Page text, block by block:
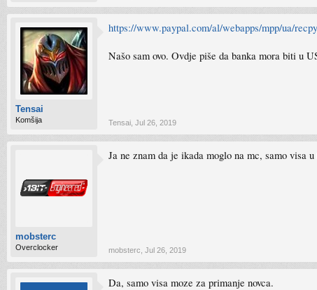
Tensai
Komšija
https://www.paypal.com/al/webapps/mpp/ua/
Našo sam ovo. Ovdje piše da banka mora biti u
Tensai Jul 26, 2019
mobsterc
Overclocker
Ja ne znam da je ikada moglo na mc, samo visa
mobsterc Jul 26, 2019
Da, samo visa moze za primanje novca.